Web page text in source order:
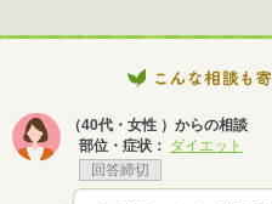
（40代・女性 ）からの相談
部位・症状： ダイエット
回答締切